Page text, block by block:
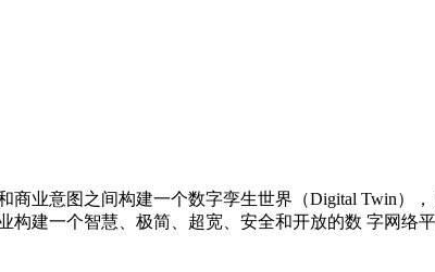
商业意图之间构建一个数字孪生世界（Digital Twin）
构建一个智慧、极简、超宽、安全和开放的数 字网络平